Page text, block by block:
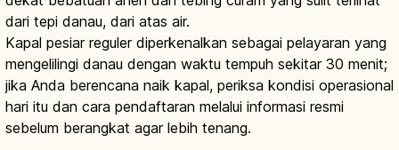
dari tepi danau, dari atas air.
Kapal pesiar reguler diperkenalkan sebagai pelayaran yang
mengelilingi danau dengan waktu tempuh sekitar 30 menit;
jika Anda berencana naik kapal, periksa kondisi operasional
hari itu dan cara pendaftaran melalui informasi resmi
sebelum berangkat agar lebih tenang.